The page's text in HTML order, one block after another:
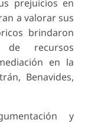
prejuicios en
a valorar sus
brindaron
recursos
en la
Benavides,
y